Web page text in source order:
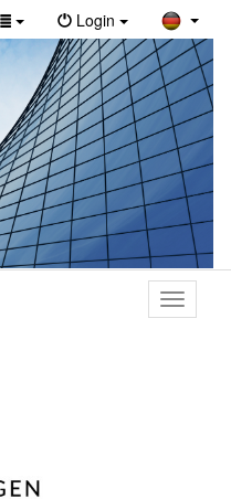
Login
Toggle
primary